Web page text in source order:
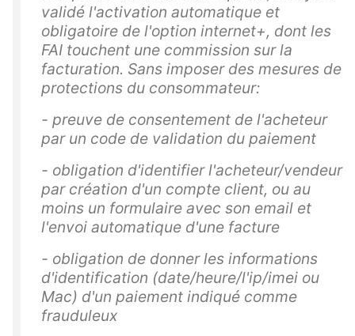
validé l'activation automatique et
obligatoire de l'option internet+, dont les
FAI touchent une commission sur la
facturation. Sans imposer des mesures de
protections du consommateur:
- preuve de consentement de l'acheteur
par un code de validation du paiement
- obligation d'identifier l'acheteur/vendeur
par création d'un compte client, ou au
moins un formulaire avec son email et
l'envoi automatique d'une facture
- obligation de donner les informations
d'identification (date/heure/l'ip/imei ou
Mac) d'un paiement indiqué comme
frauduleux